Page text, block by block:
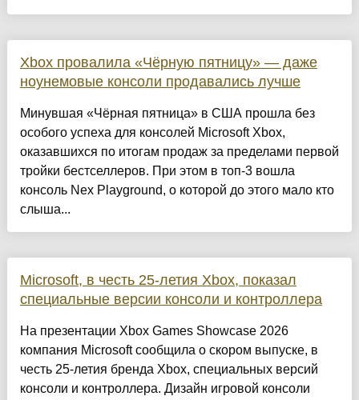
Xbox провалила «Чёрную пятницу» — даже
ноунемовые консоли продавались лучше
Минувшая «Чёрная пятница» в США прошла без
особого успеха для консолей Microsoft Xbox,
оказавшихся по итогам продаж за пределами первой
тройки бестселлеров. При этом в топ-3 вошла
консоль Nex Playground, о которой до этого мало кто
слыша...
Microsoft, в честь 25-летия Xbox, показал
специальные версии консоли и контроллера
На презентации Xbox Games Showcase 2026
компания Microsoft сообщила о скором выпуске, в
честь 25-летия бренда Xbox, специальных версий
консоли и контроллера. Дизайн игровой консоли